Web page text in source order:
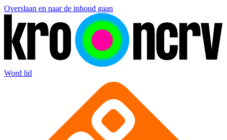
Overslaan en naar de inhoud gaan
Word lid